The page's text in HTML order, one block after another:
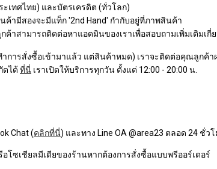
เทศไทย) และบัตรเครดิต (ทั่วโลก)
ามีสองจะมีแท็ก '2nd Hand' กำกับอยู่ที่ภาพสินค้า
าสามารถติดต่อหาแอดมินของเราเพื่อสอบถามเพิ่มเติมเ
ำการสั่งซื้อเข้ามาแล้ว แต่สินค้าหมด) เราจะติดต่อคุณลูกค้
ดได้ ที่นี่ เราเปิดให้บริการทุกวัน ตั้งแต่ 12:00 - 20:00 น.
Chat (คลิกที่นี่) และทาง Line OA @area23 ตลอด 24 ชั่ว
ซเชียลมีเดียของร้านหากต้องการสั่งซื้อแบบพรีออร์เดอร์